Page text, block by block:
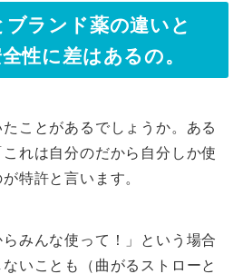
ランド薬の違いと
性に差はあるの。
ことがあるでしょうか。ある
れは自分のだから自分しか使
特許と言います。
みんな使って！」という場合
いことも（曲がるストローと